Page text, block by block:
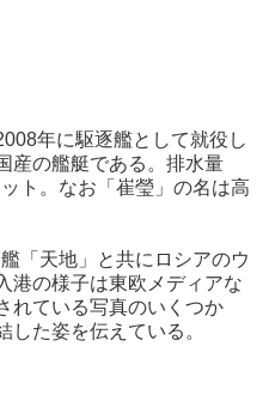
年に駆逐艦として就役し
産の艦艇である。排水量
ト。なお「崔瑩」の名は高
「天地」と共にロシアのウ
港の様子は東欧メディアな
れている写真のいくつか
した姿を伝えている。